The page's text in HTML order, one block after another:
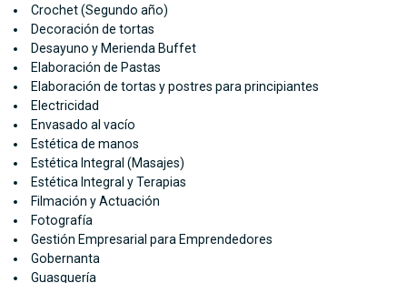
Crochet (Segundo año)
Decoración de tortas
Desayuno y Merienda Buffet
Elaboración de Pastas
Elaboración de tortas y postres para principiantes
Electricidad
Envasado al vacío
Estética de manos
Estética Integral (Masajes)
Estética Integral y Terapias
Filmación y Actuación
Fotografía
Gestión Empresarial para Emprendedores
Gobernanta
Guasquería